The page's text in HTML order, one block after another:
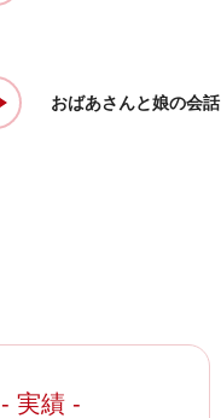
おばあさんと娘の会話
- 実績 -